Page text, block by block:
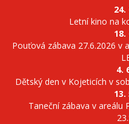
24.
Letní kino na
18.
Pouťová zábava 27.6.2026 v
4.
Dětský den v Kojeticích v
13.
Taneční zábava v areálu